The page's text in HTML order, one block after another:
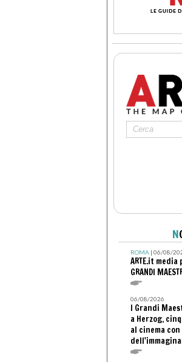
N
ROMA| 06/08/
ARTE.it
GRANDI
06/08/2026
I Grandi
a Herzog,
al cinema